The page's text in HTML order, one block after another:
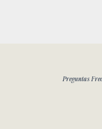
Preguntas